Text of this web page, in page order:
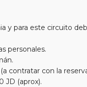
y para este circuito
personales.
contratar con la
JD (aprox).